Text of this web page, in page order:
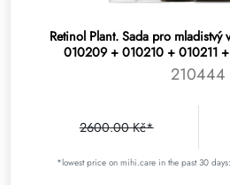
Retinol Plant. Sada pro
010209 + 010210 + 010211
210444
2600.00 Kč*
*lowest price on mihi.care in the past 30